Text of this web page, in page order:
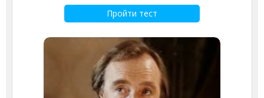
Пройти тест